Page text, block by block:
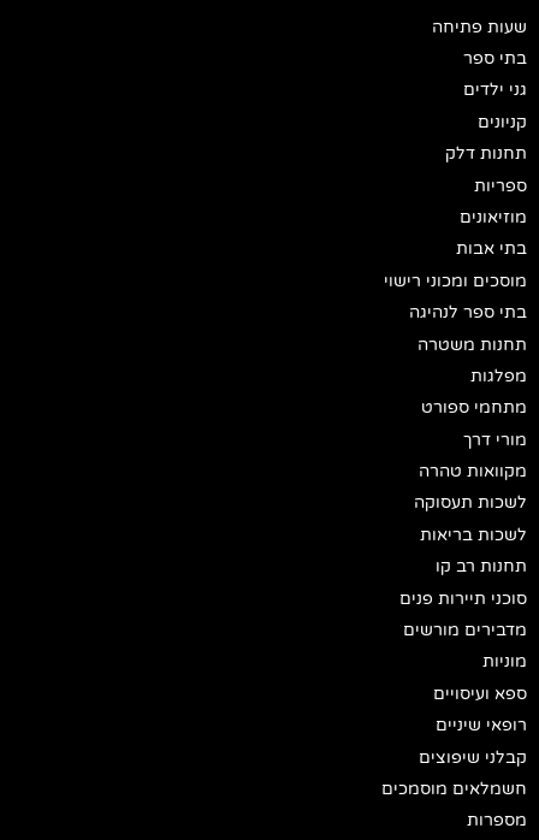
שעות פתיחה
בתי ספר
גני ילדים
קניונים
תחנות דלק
ספריות
מוזיאונים
בתי אבות
מוסכים ומכוני רישוי
בתי ספר לנהיגה
תחנות משטרה
מפלגות
מתחמי ספורט
מורי דרך
מקוואות טהרה
לשכות תעסוקה
לשכות בריאות
תחנות רב קו
סוכני תיירות פנים
מדבירים מורשים
מוניות
ספא ועיסויים
רופאי שיניים
קבלני שיפוצים
חשמלאים מוסמכים
מספרות